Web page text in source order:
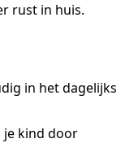
rust in huis.
in het dagelijks
je kind door